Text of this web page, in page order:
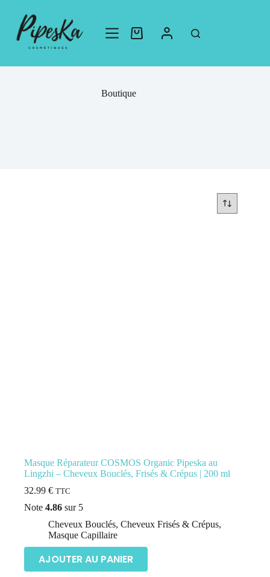
Boutique
Masque Réparateur COSMOS Organic Pipeska au
Lingzhi – Cheveux Bouclés, Frisés & Crépus | 200 ml
32.99 € TTC
Note 4.86 sur 5
Cheveux Bouclés, Cheveux Frisés & Crépus,
Masque Capillaire
AJOUTER AU PANIER